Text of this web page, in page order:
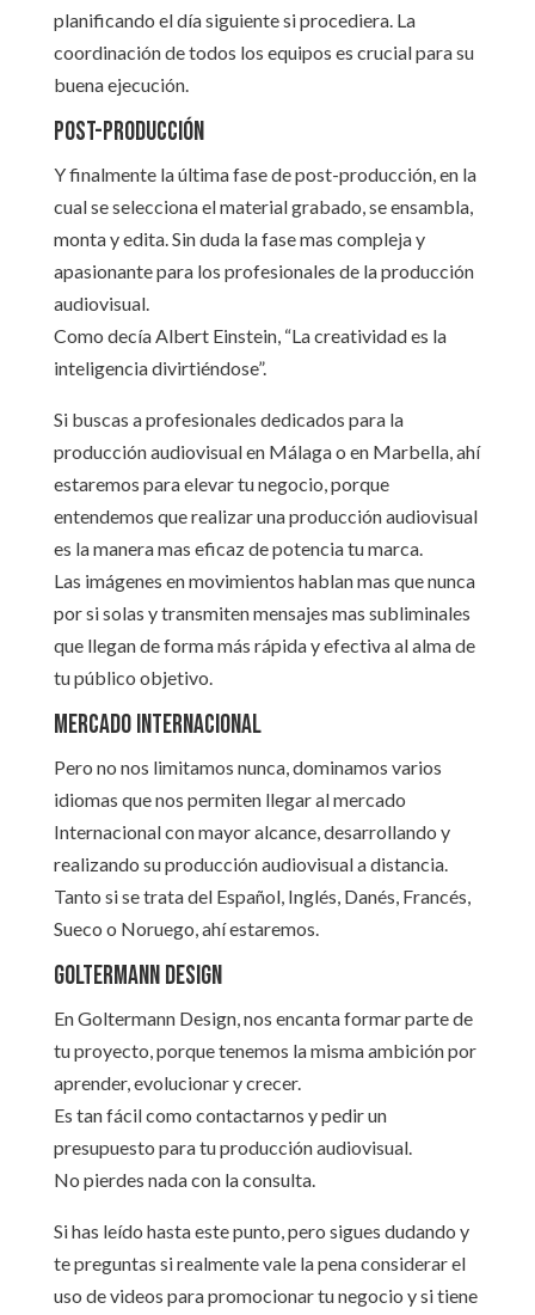
planificando el día siguiente si procediera. La
coordinación de todos los equipos es crucial para su
buena ejecución.
Post-producción
Y finalmente la última fase de post-producción, en la
cual se selecciona el material grabado, se ensambla,
monta y edita. Sin duda la fase mas compleja y
apasionante para los profesionales de la producción
audiovisual.
Como decía Albert Einstein, “La creatividad es la
inteligencia divirtiéndose”.
Si buscas a profesionales dedicados para la
producción audiovisual en Málaga o en Marbella, ahí
estaremos para elevar tu negocio, porque
entendemos que realizar una producción audiovisual
es la manera mas eficaz de potencia tu marca.
Las imágenes en movimientos hablan mas que nunca
por si solas y transmiten mensajes mas subliminales
que llegan de forma más rápida y efectiva al alma de
tu público objetivo.
Mercado Internacional
Pero no nos limitamos nunca, dominamos varios
idiomas que nos permiten llegar al mercado
Internacional con mayor alcance, desarrollando y
realizando su producción audiovisual a distancia.
Tanto si se trata del Español, Inglés, Danés, Francés,
Sueco o Noruego, ahí estaremos.
Goltermann Design
En Goltermann Design, nos encanta formar parte de
tu proyecto, porque tenemos la misma ambición por
aprender, evolucionar y crecer.
Es tan fácil como contactarnos y pedir un
presupuesto para tu producción audiovisual.
No pierdes nada con la consulta.
Si has leído hasta este punto, pero sigues dudando y
te preguntas si realmente vale la pena considerar el
uso de videos para promocionar tu negocio y si tiene